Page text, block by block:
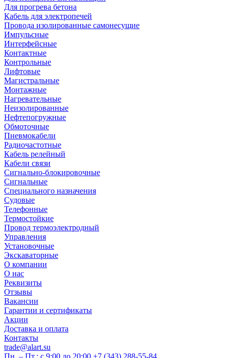
Для прогрева бетона
Кабель для электропечей
Провода изолированные самонесущие
Импульсные
Интерфейсные
Контактные
Контрольные
Лифтовые
Магистральные
Монтажные
Нагревательные
Неизолированные
Нефтепогружные
Обмоточные
Пневмокабели
Радиочастотные
Кабель релейный
Кабели связи
Сигнально-блокировочные
Сигнальные
Специального назначения
Судовые
Телефонные
Термостойкие
Провод термоэлектродный
Управления
Установочные
Экскаваторные
О компании
О нас
Реквизиты
Отзывы
Вакансии
Гарантии и сертификаты
Акции
Доставка и оплата
Контакты
trade@alart.su
Пн. – Пт.: с 9:00 до 20:00 +7 (343) 288-55-84